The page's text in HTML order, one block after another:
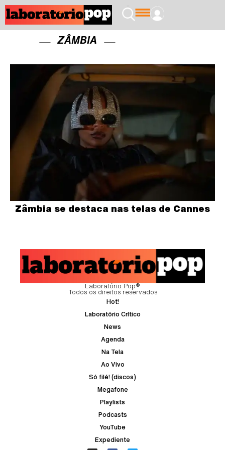
ZÂMBIA
Zâmbia se destaca nas telas de Cannes
Laboratório Pop®
Todos os direitos reservados
Hot!
Laboratório Crítico
News
Agenda
Na Tela
Ao Vivo
Só filé! (discos)
Megafone
Playlists
Podcasts
YouTube
Expediente